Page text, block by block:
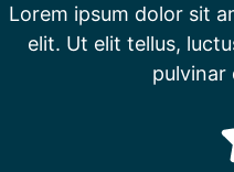
Lorem ipsum dolor sit
elit. Ut elit tellus,
pulvinar